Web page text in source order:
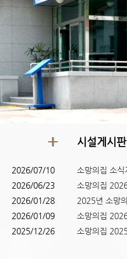
2026/07/10
2026/06/23
2026/01/28
2026/01/09
2025/12/26
시설게시판